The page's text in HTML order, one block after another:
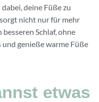
deine Füße zu
nicht nur für mehr
Schlaf, ohne
genieße warme Füße
etwas